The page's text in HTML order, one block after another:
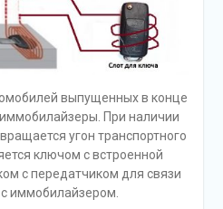
выпущенных в конце
При наличии
угон транспортного
ключом с встроенной
с передатчиком для связи
иммобилайзером.